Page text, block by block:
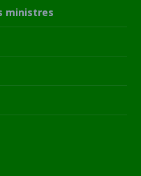
ministres